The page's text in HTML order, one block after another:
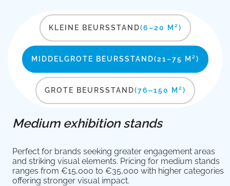
KLEINE BEURSSTAND(6–20 M²)
MIDDELGROTE BEURSSTAND(21–75 M²)
GROTE BEURSSTAND(76–150 M²)
Medium exhibition stands
Perfect for brands seeking greater engagement areas
and striking visual elements. Pricing for medium stands
ranges from €15,000 to €35,000 with higher categories
offering stronger visual impact.